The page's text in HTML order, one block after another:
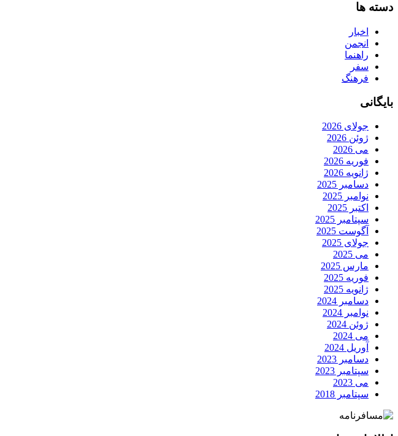
دسته ها
اخبار
انجمن
راهنما
سفر
فرهنگ
بایگانی
جولای 2026
ژوئن 2026
می 2026
فوریه 2026
ژانویه 2026
دسامبر 2025
نوامبر 2025
اکتبر 2025
سپتامبر 2025
آگوست 2025
جولای 2025
می 2025
مارس 2025
فوریه 2025
ژانویه 2025
دسامبر 2024
نوامبر 2024
ژوئن 2024
می 2024
آوریل 2024
دسامبر 2023
سپتامبر 2023
می 2023
سپتامبر 2018